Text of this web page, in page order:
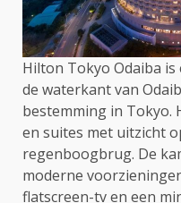
Hilton Tokyo Odaiba
de waterkant van
bestemming in Tokyo.
en suites met uitzicht
regenboogbrug. De
moderne
flatscreen-tv en een